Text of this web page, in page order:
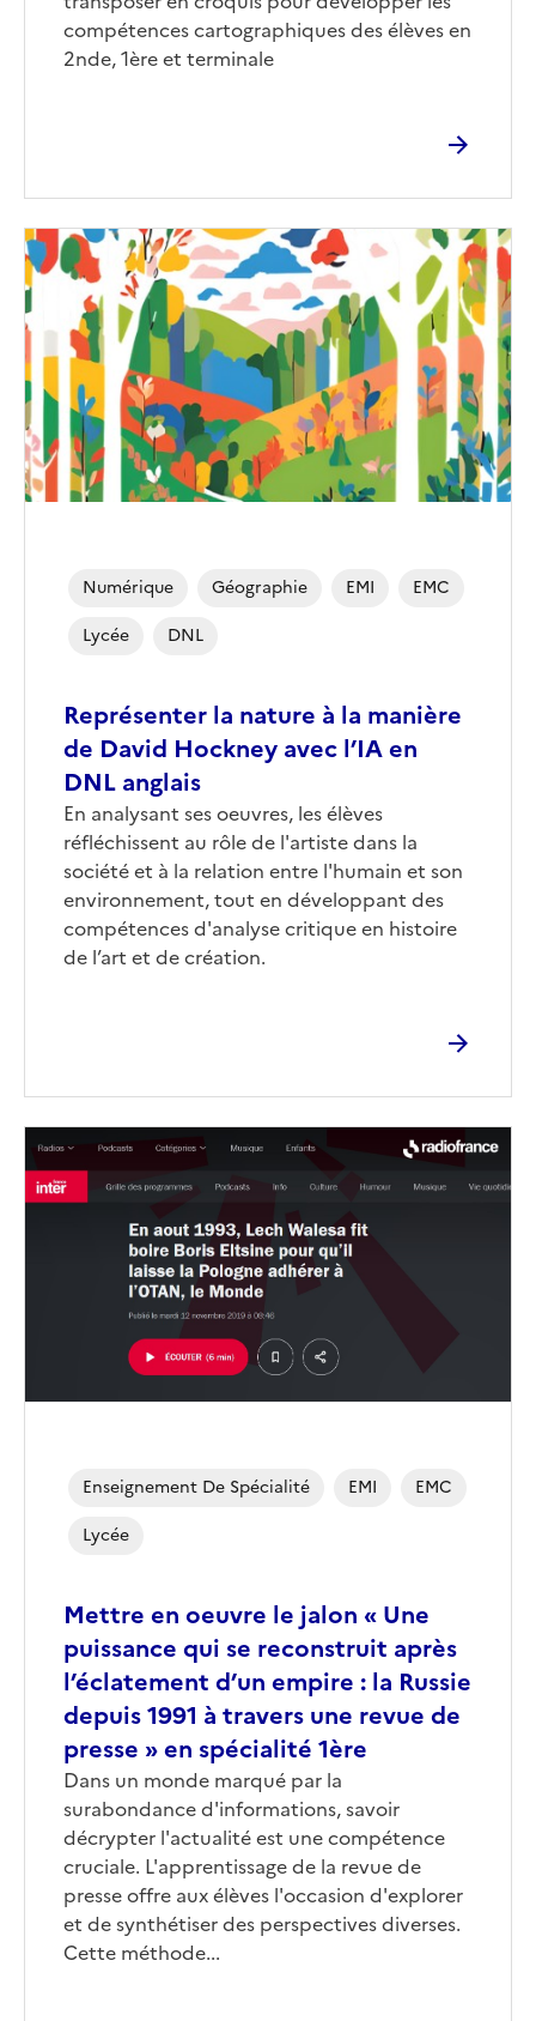
compétences cartographiques des élèves en
2nde, 1ère et terminale
Représenter la nature à la manière
de David Hockney avec l’IA en
DNL anglais
Corps
En analysant ses oeuvres, les élèves
réfléchissent au rôle de l'artiste dans la
société et à la relation entre l'humain et son
environnement, tout en développant des
compétences d'analyse critique en histoire
de l’art et de création.
Numérique Géographie EMI
EMC
Lycée
DNL
Image
de
couverture
(conseillée)
Mettre en oeuvre le jalon « Une
puissance qui se reconstruit après
l’éclatement d’un empire : la Russie
depuis 1991 à travers une revue de
presse » en spécialité 1ère
Corps
Dans un monde marqué par la
surabondance d'informations, savoir
décrypter l'actualité est une compétence
cruciale. L'apprentissage de la revue de
presse offre aux élèves l'occasion d'explorer
et de synthétiser des perspectives diverses.
Cette méthode...
Enseignement De Spécialité EMI
EMC
Lycée
Image
de
couverture